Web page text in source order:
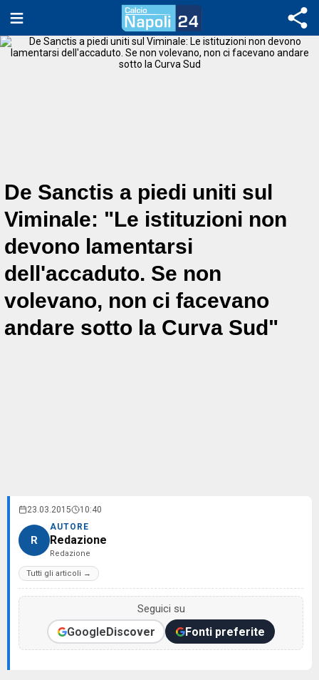
De Sanctis a piedi uniti sul
Viminale: "Le istituzioni non
devono lamentarsi
dell'accaduto. Se non
volevano, non ci facevano
andare sotto la Curva Sud"
23.03.2015 10:40
R
AUTORE
Redazione
Redazione
Tutti gli articoli →
Seguici su
GoogleDiscover Fonti preferite